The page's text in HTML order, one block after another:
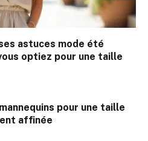
astuces mode été
optiez pour une taille
pour une taille
affinée